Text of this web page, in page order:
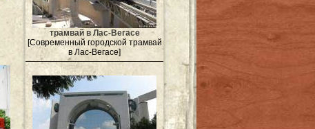
трамвай в Лас-Вегасе
[Современный городской трамвай
в Лас-Вегасе]